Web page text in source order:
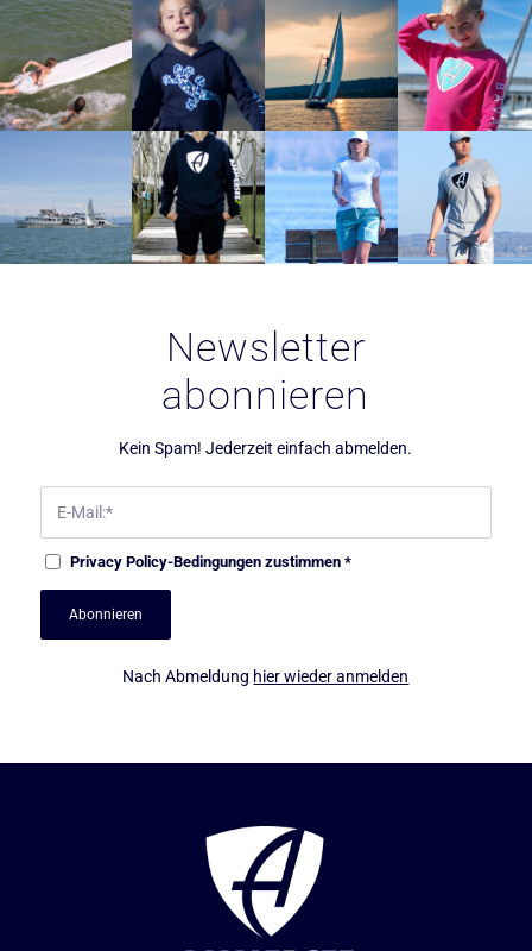
Newsletter
abonnieren
Kein Spam! Jederzeit einfach abmelden.
Privacy Policy-Bedingungen zustimmen *
Nach Abmeldung hier wieder anmelden